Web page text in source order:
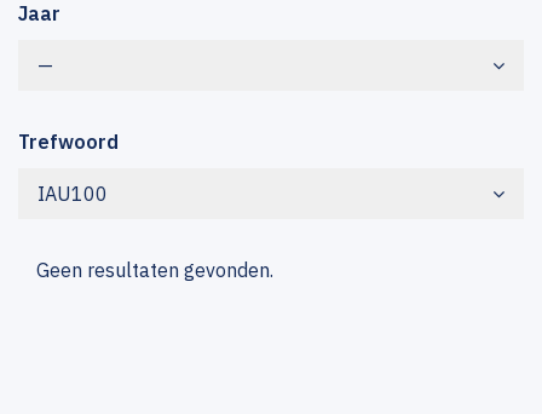
Jaar
—
Trefwoord
IAU100
Geen resultaten gevonden.